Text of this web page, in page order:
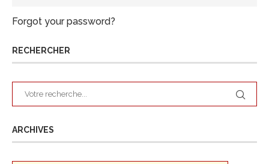
Forgot your password?
RECHERCHER
ARCHIVES